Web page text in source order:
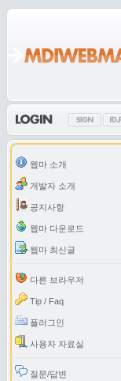
웹마 소개
개발자 소개
공지사항
웹마 다운로드
웹마 최신글
다른 브라우저
Tip / Faq
플러그인
사용자 자료실
질문/답변